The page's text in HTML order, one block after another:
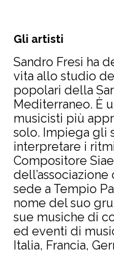
Gli artisti
Sandro Fresi ha
vita allo studio
popolari della
Mediterraneo. È
musicisti più
solo. Impiega gli
interpretare i
Compositore
dell’associazione
sede a Tempio
nome del suo
sue musiche di
ed eventi di
Italia, Francia,